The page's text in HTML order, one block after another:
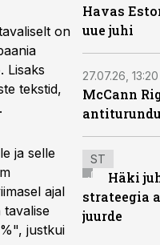
on
Lisaks
tekstid,
ja selle
ajal
justkui
Havas
uue juhi
27.07.26, 13:20
McCann
ST
Häki
strateegia
juurde